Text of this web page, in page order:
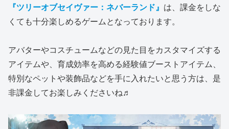
『ツリーオブセイヴァー：ネバーランド』 は、課金をしな
くても十分楽しめるゲームとなっております。
アバターやコスチュームなどの見た目をカスタマイズする
アイテムや、育成効率を高める経験値ブーストアイテム、
特別なペットや装飾品などを手に入れたいと思う方は、是
非課金してお楽しみくださいね♬